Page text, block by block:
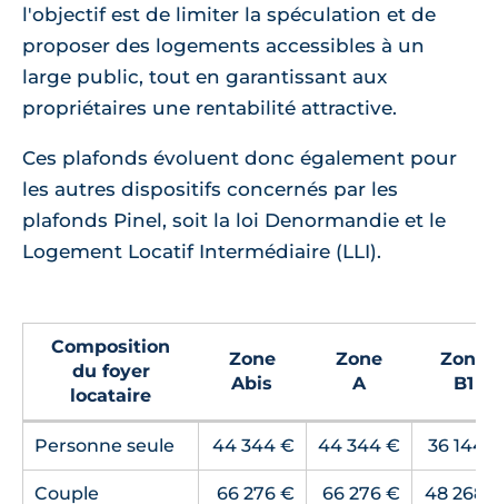
l'objectif est de limiter la spéculation et de
proposer des logements accessibles à un
large public, tout en garantissant aux
propriétaires une rentabilité attractive.
Ces plafonds évoluent donc également pour
les autres dispositifs concernés par les
plafonds Pinel, soit la loi Denormandie et le
Logement Locatif Intermédiaire (LLI).
Composition
du foyer
locataire
Zone
Abis
Zone
A
Zone
B1
Personne seule 44 344 € 44 344 € 36 144
Couple 66 276 € 66 276 € 48 268